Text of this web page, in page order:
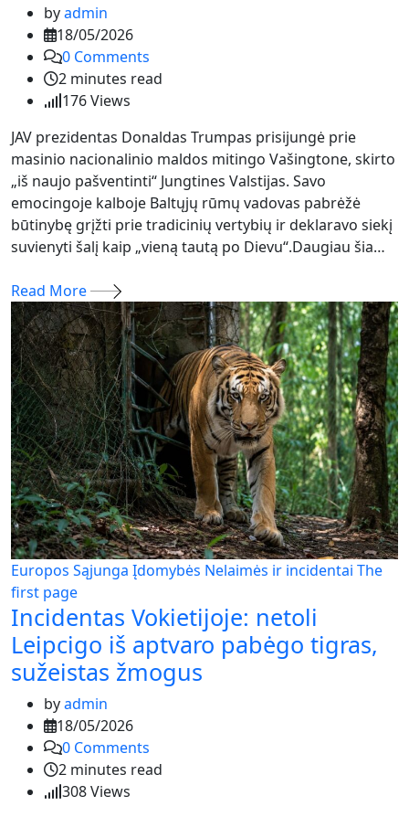
byadmin
18/05/2026
0 Comments
2 minutes read
176Views
JAV prezidentas Donaldas Trumpas prisijungė prie
masinio nacionalinio maldos mitingo Vašingtone, skirto
„iš naujo pašventinti“ Jungtines Valstijas. Savo
emocingoje kalboje Baltųjų rūmų vadovas pabrėžė
būtinybę grįžti prie tradicinių vertybių ir deklaravo siekį
suvienyti šalį kaip „vieną tautą po Dievu“.Daugiau šia…
Read More
Europos Sąjunga Įdomybės Nelaimės ir incidentai The
first page
Incidentas Vokietijoje: netoli
Leipcigo iš aptvaro pabėgo tigras,
sužeistas žmogus
byadmin
18/05/2026
0 Comments
2 minutes read
308Views